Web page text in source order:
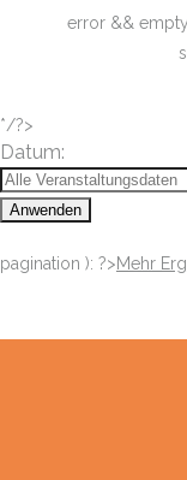
error &&
*/?>
Datum:
Anwenden
pagination ): ?>Mehr